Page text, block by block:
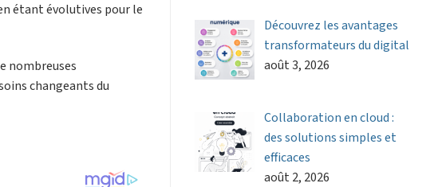
étant évolutives pour le
nombreuses
changeants du
Découvrez les avantages
transformateurs du digital
août 3, 2026
Collaboration en cloud :
des solutions simples et
efficaces
août 2, 2026